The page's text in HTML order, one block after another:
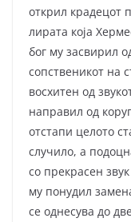
открил крадецот
лирата која
бог му засвирил
сопственикот на
восхитен од
направил од
отстапи целото
случило, а
со прекрасен
му понудил
се однесува до